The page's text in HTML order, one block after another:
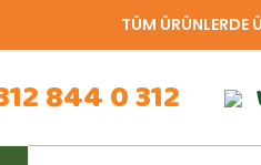
TÜM ÜRÜNLERDE
844 0 312